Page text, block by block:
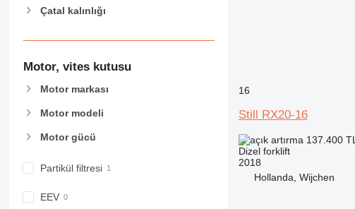
Çatal kalınlığı
Motor, vites kutusu
Motor markası
Motor modeli
Motor gücü
Partikül filtresi
EEV
16
Still RX20-16
137.400 TL
Dizel forklift
2018
Hollanda, Wijchen